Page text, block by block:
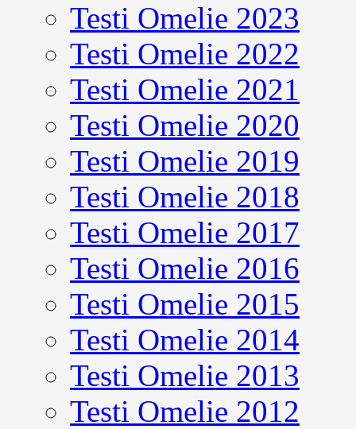
Testi Omelie 2023
Testi Omelie 2022
Testi Omelie 2021
Testi Omelie 2020
Testi Omelie 2019
Testi Omelie 2018
Testi Omelie 2017
Testi Omelie 2016
Testi Omelie 2015
Testi Omelie 2014
Testi Omelie 2013
Testi Omelie 2012